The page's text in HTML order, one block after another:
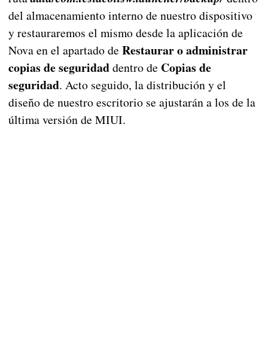
del almacenamiento interno de nuestro dispositivo
y restauraremos el mismo desde la aplicación de
Nova en el apartado de Restaurar o administrar
copias de seguridaddentro de Copias de
seguridad. Acto seguido, la distribución y el
diseño de nuestro escritorio se ajustarán a los de la
última versión de MIUI.